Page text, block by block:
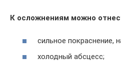
К осложнениям можно
сильное покраснение,
холодный абсцесс;